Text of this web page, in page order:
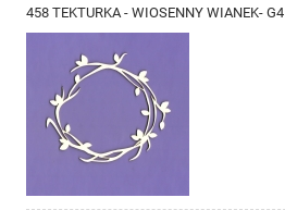
458 TEKTURKA - WIOSENNY WIANEK- G4